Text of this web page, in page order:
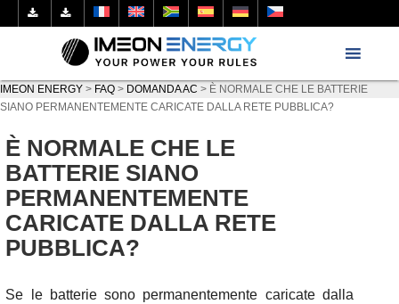
IMEON ENERGY > FAQ > DOMANDA AC > È NORMALE CHE LE BATTERIE
SIANO PERMANENTEMENTE CARICATE DALLA RETE PUBBLICA?
È NORMALE CHE LE
BATTERIE SIANO
PERMANENTEMENTE
CARICATE DALLA RETE
PUBBLICA?
Se le batterie sono permanentemente caricate dalla